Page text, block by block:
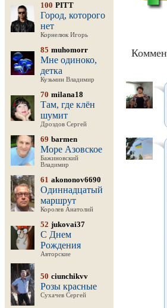
100 PITT
Город, которого
нет
Корнелюк Игорь
85 muhomorr
Мне одиноко,
детка
Кузьмин Владимир
70 milana18
Там, где клён
шумит
Дроздов Сергей
69 barmen
Море Азовское
Бажиновский
Владимир
61 akononov6690
Одиннадцатый
маршрут
Королев Анатолий
52 jukovai37
С Днем
Рождения
Авторские
50 ciunchikvv
Розы красные
Сухачев Сергей